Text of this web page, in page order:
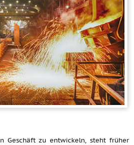
Geschäft zu entwickeln, steht früher